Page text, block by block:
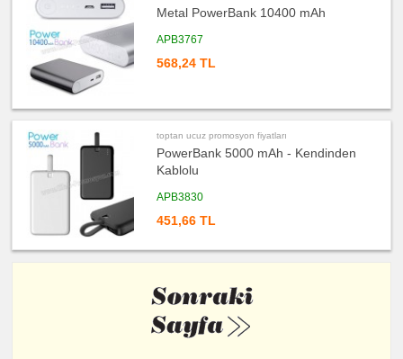
Metal PowerBank 10400 mAh
APB3767
568,24 TL
toptan ucuz promosyon fiyatları
PowerBank 5000 mAh - Kendinden
Kablolu
APB3830
451,66 TL